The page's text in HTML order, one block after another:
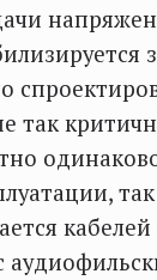
так